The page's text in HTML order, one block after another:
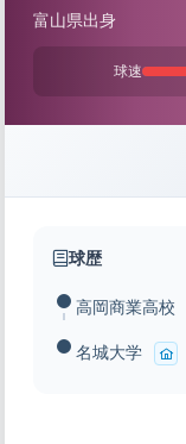
富山県出身
球速
球歴
高岡商業高校
名城大学